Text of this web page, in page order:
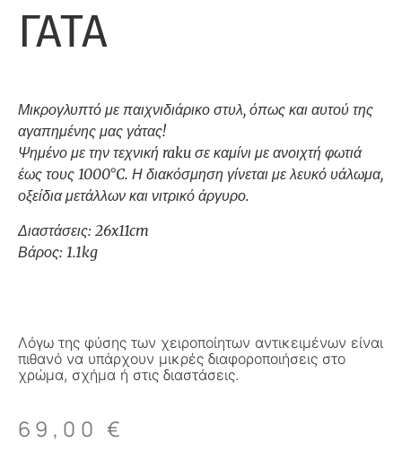
ΓΑΤΑ
Μικρογλυπτό με παιχνιδιάρικο στυλ, όπως και αυτού της
αγαπημένης μας γάτας!
Ψημένο με την τεχνική raku σε καμίνι με ανοιχτή φωτιά
έως τους 1000°C. Η διακόσμηση γίνεται με λευκό υάλωμα,
οξείδια μετάλλων και νιτρικό άργυρο.
Διαστάσεις: 26x11cm
Βάρος: 1.1kg
Λόγω της φύσης των χειροποίητων αντικειμένων είναι
πιθανό να υπάρχουν μικρές διαφοροποιήσεις στο
χρώμα, σχήμα ή στις διαστάσεις.
69,00€